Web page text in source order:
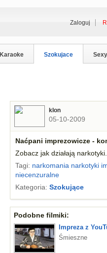
Zaloguj
Karaoke Szokujace Sexy
klon
05-10-2009
Naćpani imprezowicze -
Zobacz jak działają narkotyki.
Tagi: narkomania narkotyki
niecenzuralne
Kategoria: Szokujące
Podobne filmiki:
Impreza z
Śmieszne